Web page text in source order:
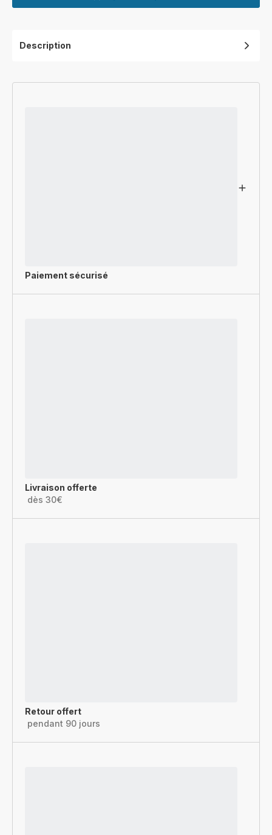
Description
Paiement sécurisé
Livraison offerte
dès 30€
Retour offert
pendant 90 jours